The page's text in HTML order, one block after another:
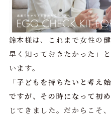
鈴木様は、これまで女性の
早く知っておきたかった」
います。
「子どもを持ちたいと考え
ですが、その時になって初
じてきました。だからこそ、